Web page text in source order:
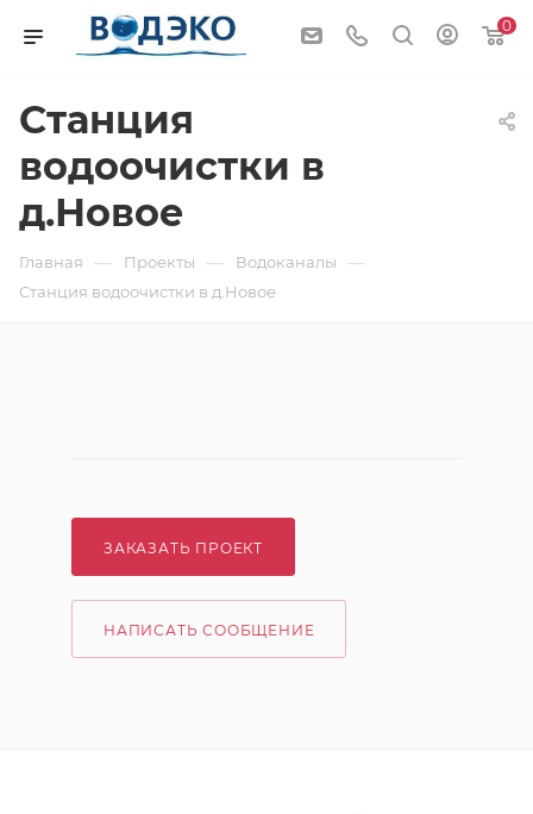
0
Станция
водоочистки в
д.Новое
Главная — Проекты — Водоканалы —
Станция водоочистки в д.Новое
ЗАКАЗАТЬ ПРОЕКТ
НАПИСАТЬ СООБЩЕНИЕ